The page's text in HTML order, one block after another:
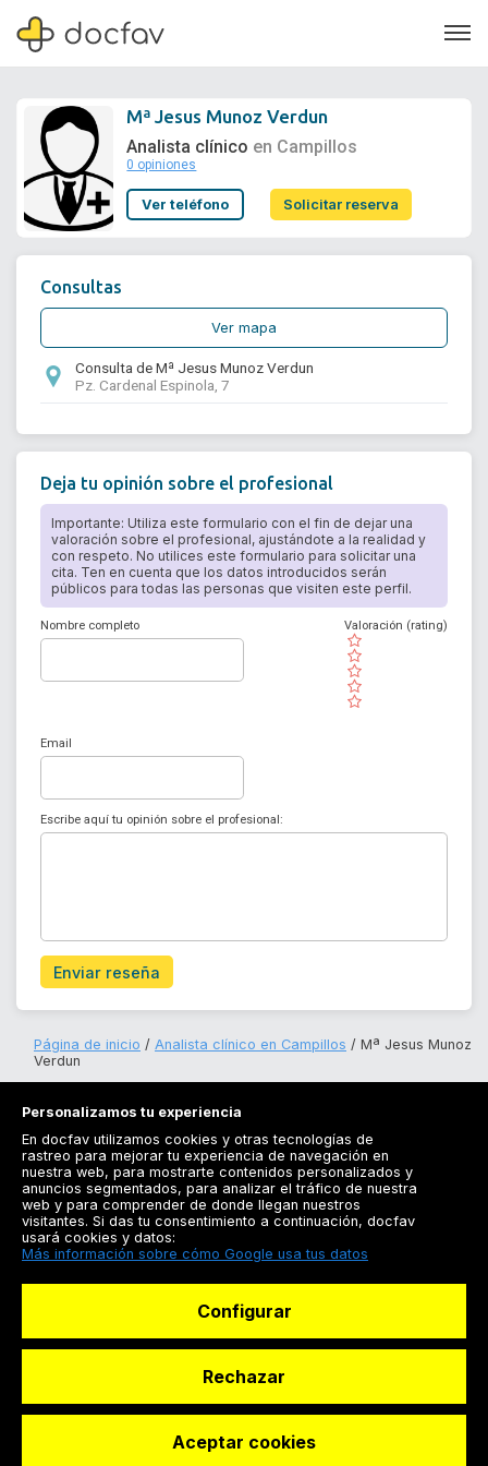
Soporte
Mª Jesus Munoz Verdun
Analista clínico en Campillos
0 opiniones
Ver teléfono Solicitar reserva
Consultas
Ver mapa
Consulta de Mª Jesus Munoz Verdun
Pz. Cardenal Espinola, 7
Deja tu opinión sobre el profesional
Importante: Utiliza este formulario con el fin de dejar una
valoración sobre el profesional, ajustándote a la realidad y
con respeto. No utilices este formulario para solicitar una
cita. Ten en cuenta que los datos introducidos serán
públicos para todas las personas que visiten este perfil.
Nombre completo
( )
( )
( )
( )
( )
Valoración (rating)
Email
Escribe aquí tu opinión sobre el profesional:
Enviar reseña
Página de inicio Analista clínico en Campillos
Mª Jesus Munoz
Verdun
Registrarse
Docfav
© Dashboard Technologies S.L
Personalizamos tu experiencia
En docfav utilizamos cookies y otras tecnologías de
rastreo para mejorar tu experiencia de navegación en
nuestra web, para mostrarte contenidos personalizados y
anuncios segmentados, para analizar el tráfico de nuestra
web y para comprender de donde llegan nuestros
visitantes. Si das tu consentimiento a continuación, docfav
usará cookies y datos:
Más información sobre cómo Google usa tus datos
Configurar
Rechazar
Aceptar cookies